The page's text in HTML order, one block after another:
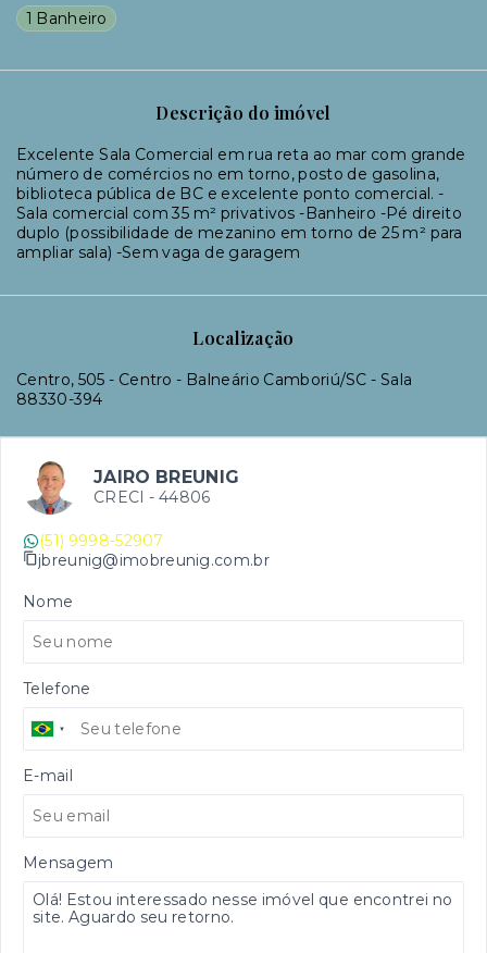
1 Banheiro
Descrição do imóvel
Excelente Sala Comercial em rua reta ao mar com grande
número de comércios no em torno, posto de gasolina,
biblioteca pública de BC e excelente ponto comercial. -
Sala comercial com 35 m² privativos -Banheiro -Pé direito
duplo (possibilidade de mezanino em torno de 25 m² para
ampliar sala) -Sem vaga de garagem
Localização
Centro, 505 - Centro - Balneário Camboriú/SC - Sala
88330-394
JAIRO BREUNIG
CRECI - 44806
(51) 9998-52907
jbreunig@imobreunig.com.br
Nome
Telefone
E-mail
Mensagem